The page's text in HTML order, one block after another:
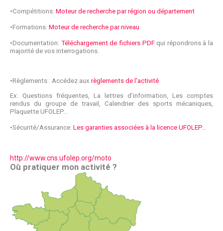
•Compétitions: Moteur de recherche par région ou département
•Formations: Moteur de recherche par niveau
•Documentation: Téléchargement de fichiers PDFqui répondrons à la
majorité de vos interrogations.
•Règlements : Accédez aux règlements de l'activité
Ex: Questions fréquentes, La lettres d’information, Les comptes
rendus du groupe de travail, Calendrier des sports mécaniques,
Plaquette UFOLEP...
•Sécurité/Assurance: Les garanties associées à la licence UFOLEP…
http://www.cns.ufolep.org/moto
Où pratiquer mon activité ?